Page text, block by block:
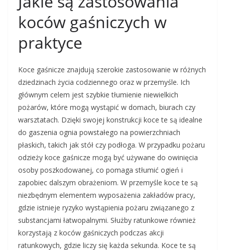
koców gaśniczych w
praktyce
Koce gaśnicze znajdują szerokie zastosowanie w różnych
dziedzinach życia codziennego oraz w przemyśle. Ich
głównym celem jest szybkie tłumienie niewielkich
pożarów, które mogą wystąpić w domach, biurach czy
warsztatach. Dzięki swojej konstrukcji koce te są idealne
do gaszenia ognia powstałego na powierzchniach
płaskich, takich jak stół czy podłoga. W przypadku pożaru
odzieży koce gaśnicze mogą być używane do owinięcia
osoby poszkodowanej, co pomaga stłumić ogień i
zapobiec dalszym obrażeniom. W przemyśle koce te są
niezbędnym elementem wyposażenia zakładów pracy,
gdzie istnieje ryzyko wystąpienia pożaru związanego z
substancjami łatwopalnymi. Służby ratunkowe również
korzystają z koców gaśniczych podczas akcji
ratunkowych, gdzie liczy się każda sekunda. Koce te są